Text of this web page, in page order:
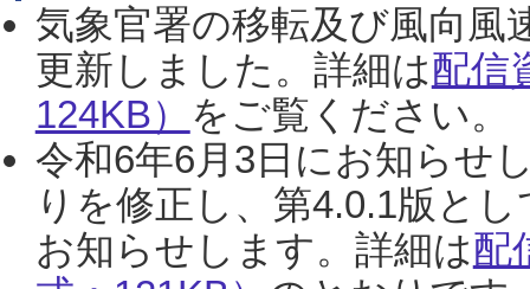
気象官署の移転及び風向風
更新しました。詳細は配信
124KB） をご覧ください。
令和6年6月3日にお知らせ
りを修正し、第4.0.1版と
お知らせします。詳細は配